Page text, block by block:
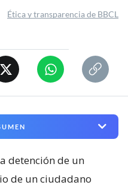
Ética y transparencia de BBCL
detención de un
de un ciudadano